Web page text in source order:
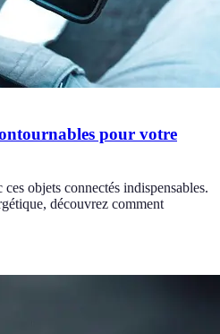
pour votre
objets connectés indispensables.
découvrez comment